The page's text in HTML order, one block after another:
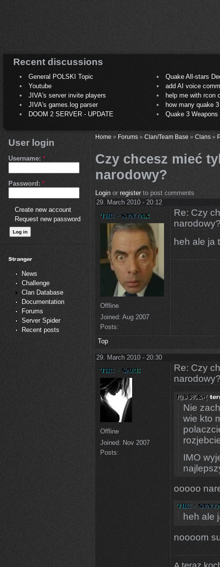
Recent discussions
General POLSKI Topic
Quake All-stars
Youtube
add AI voice
JIVA's server invite players
help me with rcon
JIVA's games.log parser
how many quake 3
DOOM 2 SERVER - UPDATE
Quake 3
User login
Username: *
Password: *
Create new account
Request new password
News
Challenge
Clan Database
Documentation
Forums
Server Spider
Recent posts
Home» Forums» Clan/Team Base» Clans»
Czy chcesz mieć
narodowy?
Loginor registerto post comments
29. March 2010 - 20:12
Offline
Joined: Aug 2007
Posts:
Re: Czy
heh ale ja
Top
29. March 2010 - 20:30
Offline
Joined: Nov 2007
Posts:
Re: Czy
Nie
wie kto
IMO
ooooo
heh ale
noooom